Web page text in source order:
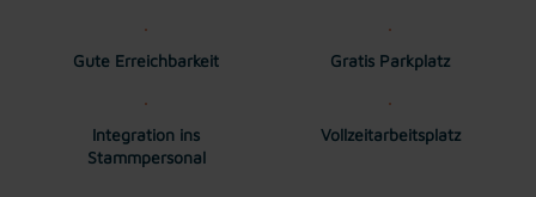
Gute Erreichbarkeit Gratis Parkplatz
Integration ins
Stammpersonal
Vollzeitarbeitsplatz